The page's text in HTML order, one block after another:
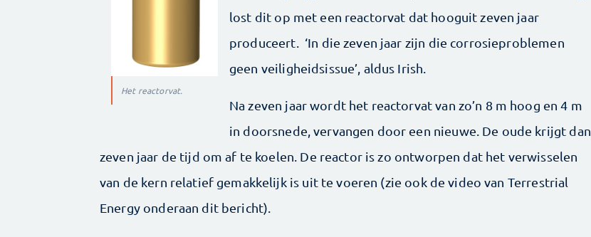
Het reactorvat.
lost dit op met een reactorvat dat hooguit zeven jaar
produceert. ‘In die zeven jaar zijn die corrosieproblemen
geen veiligheidsissue’, aldus Irish.
Na zeven jaar wordt het reactorvat van zo’n 8 m hoog en 4 m
in doorsnede, vervangen door een nieuwe. De oude krijgt dan
zeven jaar de tijd om af te koelen. De reactor is zo ontworpen dat het verwisselen
van de kern relatief gemakkelijk is uit te voeren (zie ook de video van Terrestrial
Energy onderaan dit bericht).